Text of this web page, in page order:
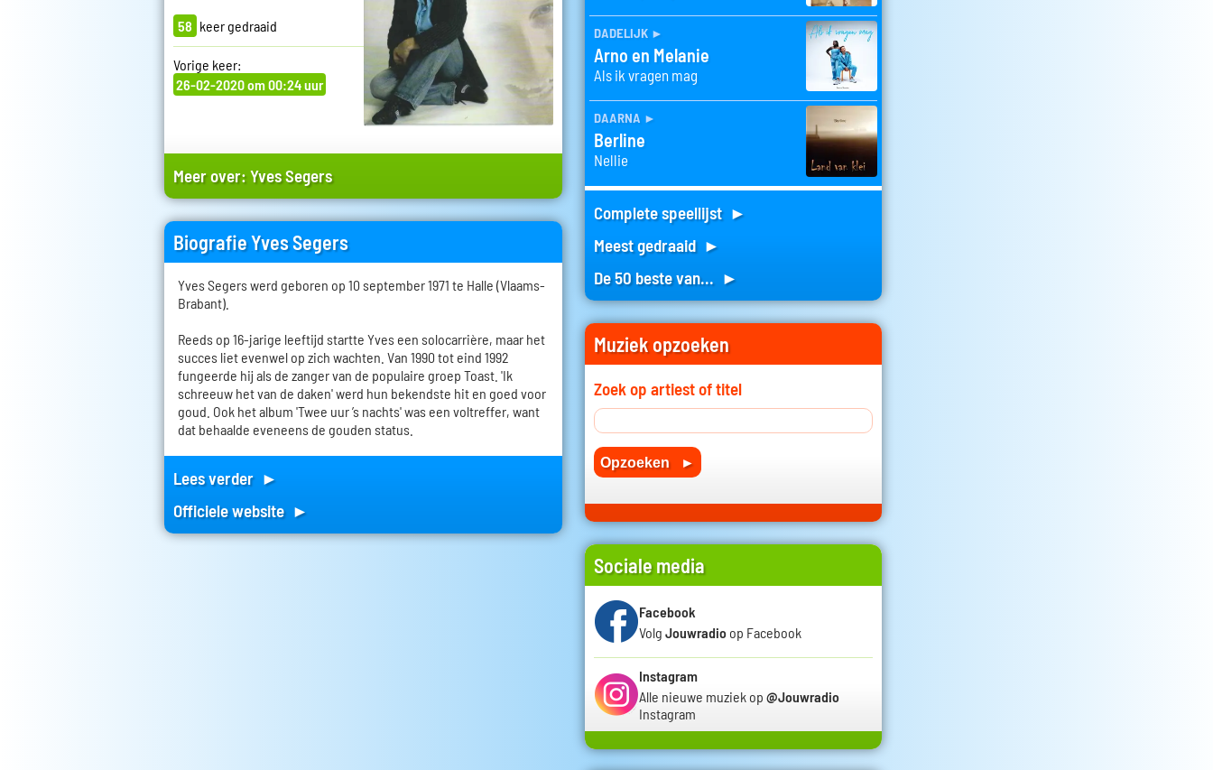
58 keer gedraaid
Vorige keer:
26-02-2020 om 00:24 uur
Meer over:Yves Segers
Biografie Yves Segers
Yves Segers werd geboren op 10 september 1971 te Halle (Vlaams-
Brabant).
Reeds op 16-jarige leeftijd startte Yves een solocarrière, maar het
succes liet evenwel op zich wachten. Van 1990 tot eind 1992
fungeerde hij als de zanger van de populaire groep Toast. 'Ik
schreeuw het van de daken' werd hun bekendste hit en goed voor
goud. Ook het album 'Twee uur ’s nachts' was een voltreffer, want
dat behaalde eveneens de gouden status.
Lees verder ►
Officiele website ►
dadelijk ►
Arno en Melanie
Als ik vragen mag
daarna ►
Berline
Nellie
Complete speellijst ►
Meest gedraaid ►
De 50 beste van... ►
Muziek opzoeken
Zoek op artiest of titel
Sociale media
Facebook
Volg Jouwradio op Facebook
Instagram
Alle nieuwe muziek op @Jouwradio
Instagram